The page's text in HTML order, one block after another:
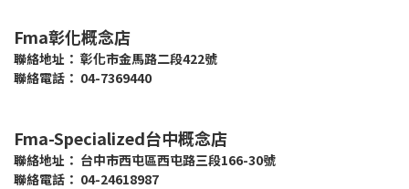
Fma彰化概念店
聯絡地址： 彰化市金馬路二段422號
聯絡電話： 04-7369440
Fma-Specialized台中概念店
聯絡地址： 台中市西屯區西屯路三段166-30號
聯絡電話： 04-24618987